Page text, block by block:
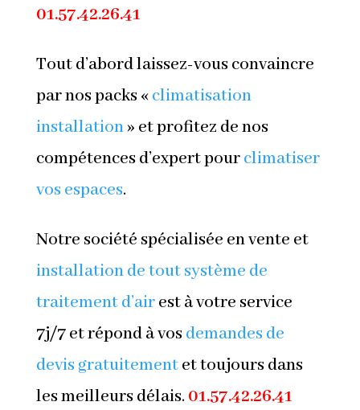
01.57.42.26.41
Tout d’abord laissez-vous convaincre
par nos packs «climatisation
installation» et profitez de nos
compétences d’expert pourclimatiser
vos espaces.
Notre société spécialisée en vente et
installation de tout système de
traitement d’airest à votre service
7j/7 et répond à vosdemandes de
devis gratuitementet toujours dans
les meilleurs délais. 01.57.42.26.41